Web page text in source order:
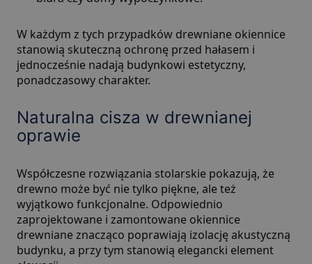
W każdym z tych przypadków drewniane okiennice
stanowią skuteczną ochronę przed hałasem i
jednocześnie nadają budynkowi estetyczny,
ponadczasowy charakter.
Naturalna cisza w drewnianej
oprawie
Współczesne rozwiązania stolarskie pokazują, że
drewno może być nie tylko piękne, ale też
wyjątkowo funkcjonalne. Odpowiednio
zaprojektowane i zamontowane okiennice
drewniane znacząco poprawiają izolację akustyczną
budynku, a przy tym stanowią elegancki element